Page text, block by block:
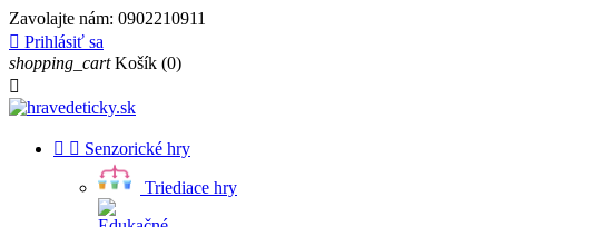
Zavolajte nám: 0902210911
 Prihlásiť sa
shopping_cart Košík (0)

  Senzorické hry
Triediace hry